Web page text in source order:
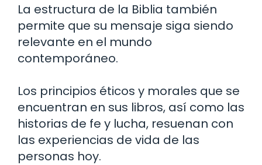
La estructura de la Biblia también
permite que su mensaje siga siendo
relevante en el mundo
contemporáneo.
Los principios éticos y morales que se
encuentran en sus libros, así como las
historias de fe y lucha, resuenan con
las experiencias de vida de las
personas hoy.